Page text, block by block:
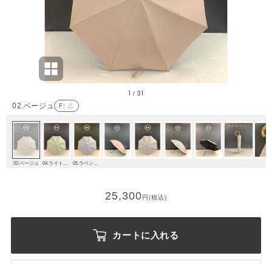
02.ベージュ F: △
1 /31
02.ベージュ
25,300円(税込)
カートに入れる